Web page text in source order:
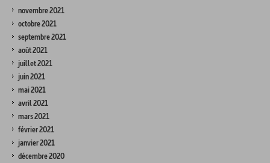
novembre 2021
octobre 2021
septembre 2021
août 2021
juillet 2021
juin 2021
mai 2021
avril 2021
mars 2021
février 2021
janvier 2021
décembre 2020